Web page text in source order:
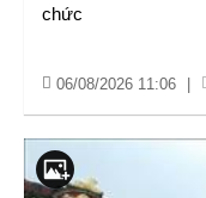
chức
06/08/2026 11:06